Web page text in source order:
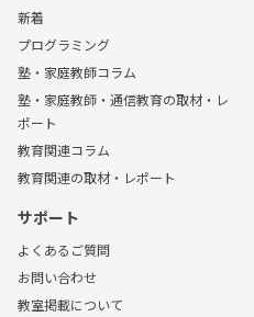
新着
プログラミング
塾・家庭教師コラム
塾・家庭教師・通信教育の取材・レ
ポート
教育関連コラム
教育関連の取材・レポート
サポート
よくあるご質問
お問い合わせ
教室掲載について